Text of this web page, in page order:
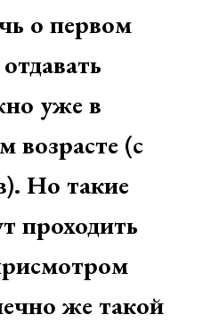
о первом
уже в
возрасте (с
Но такие
проходить
же такой